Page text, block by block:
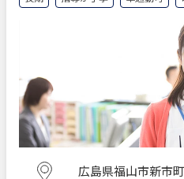
広島県福山市新市町